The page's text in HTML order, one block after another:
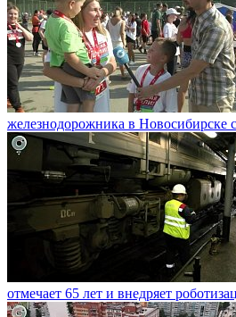
железнодорожника в Новосибирске
отмечает 65 лет и внедряет